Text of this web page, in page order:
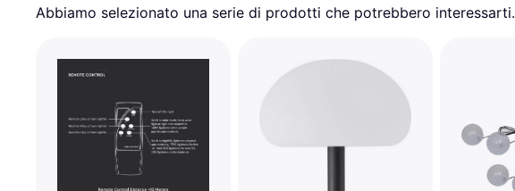
Abbiamo selezionato una serie di prodotti che potrebbero interessarti.